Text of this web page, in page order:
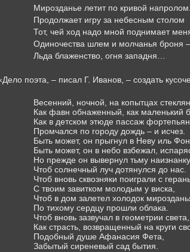
Мирозданье летит по кривой напролом.
Продолжает игру за небесным столом
Тот, чей ход надо мной поднимает
Одиночества шлем и молчанья броня
Льда блаженство, огня западня…
поэта, – писал Г. Иванов, – создать
Весенний, ночной, на копытцах
Как фавн обнаженный, как маленький
Как в детском этюде пассаж
Промчался по городу дождь – и исчез.
Быть может, он прыгнул в Неву иль
Быть может, он в небо взбежал,
Но прежде он вывернул тьму
Чтоб солнечный луч дотянулся до нас.
Чтоб вновь сквозняки поиграли с
С твоим завитком молодым у виска,
Чтоб в дом залетел холодок
По тихому сердцу прошли облака.
Чтоб вновь зазвучал в геометрии света,
Как страсть, возвращенный на круги
Подобный душе Афанасия Фета,
Забытый сиреневый сад бытия.